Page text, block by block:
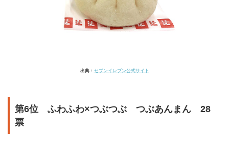
出典： セブンイレブン公式サイト
第6位 ふわふわ×つぶつぶ つぶあんまん 28
票